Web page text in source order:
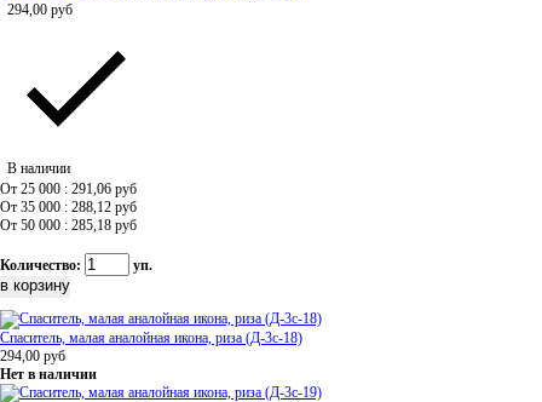
294,00 руб
В наличии
От 25 000 : 291,06 руб
От 35 000 : 288,12 руб
От 50 000 : 285,18 руб
Количество: уп.
Спаситель, малая аналойная икона, риза (Д-3с-18)
294,00 руб
Нет в наличии